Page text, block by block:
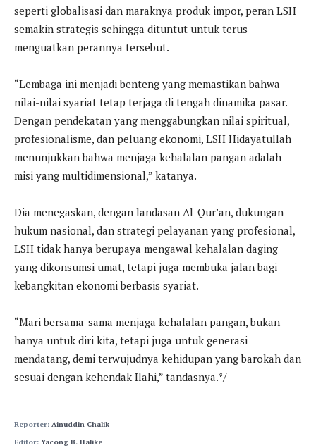
seperti globalisasi dan maraknya produk impor, peran LSH
semakin strategis sehingga dituntut untuk terus
menguatkan perannya tersebut.
“Lembaga ini menjadi benteng yang memastikan bahwa
nilai-nilai syariat tetap terjaga di tengah dinamika pasar.
Dengan pendekatan yang menggabungkan nilai spiritual,
profesionalisme, dan peluang ekonomi, LSH Hidayatullah
menunjukkan bahwa menjaga kehalalan pangan adalah
misi yang multidimensional,” katanya.
Dia menegaskan, dengan landasan Al-Qur’an, dukungan
hukum nasional, dan strategi pelayanan yang profesional,
LSH tidak hanya berupaya mengawal kehalalan daging
yang dikonsumsi umat, tetapi juga membuka jalan bagi
kebangkitan ekonomi berbasis syariat.
“Mari bersama-sama menjaga kehalalan pangan, bukan
hanya untuk diri kita, tetapi juga untuk generasi
mendatang, demi terwujudnya kehidupan yang barokah dan
sesuai dengan kehendak Ilahi,” tandasnya.*/
Reporter: Ainuddin Chalik
Editor: Yacong B. Halike